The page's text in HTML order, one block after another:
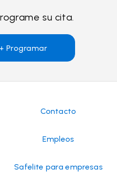
su cita.
Programar
Contacto
Empleos
Safelite para empresas